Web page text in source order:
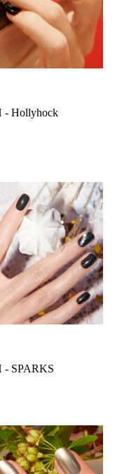
- Hollyhock
- SPARKS